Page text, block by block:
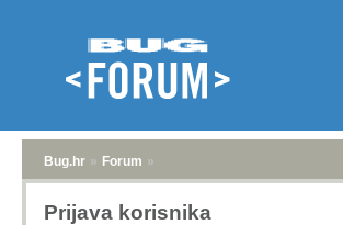
Bug.hr » Forum »
Prijava korisnika